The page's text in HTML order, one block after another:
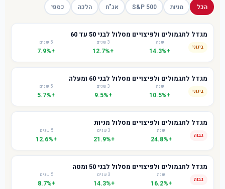
הכל מניות S&P 500 אג"ח הלכה כספי
מגדל לתגמולים ולפיצויים מסלול לבני 50 עד 60
בינוני
שנה
+14.3%
3 שנים
+12.7%
5 שנים
+7.9%
מגדל לתגמולים ולפיצויים מסלול לבני 60 ומעלה
בינוני
שנה
+10.5%
3 שנים
+9.5%
5 שנים
+5.7%
מגדל לתגמולים ולפיצויים מסלול מניות
גבוה
שנה
+24.8%
3 שנים
+21.9%
5 שנים
+12.6%
מגדל לתגמולים ולפיצויים מסלול לבני 50 ומטה
גבוה
שנה
+16.2%
3 שנים
+14.3%
5 שנים
+8.7%